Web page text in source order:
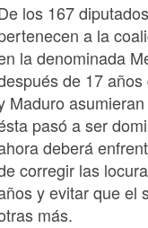
los 167
a la
la denominada
de 17
Maduro
pasó a ser
deberá
corregir las
y evitar que el
más.